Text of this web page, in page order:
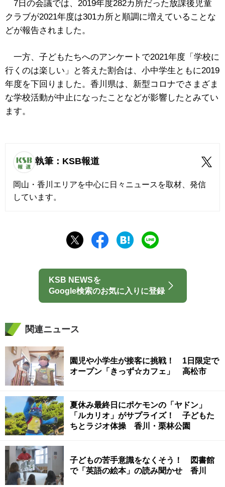
7日の会議では、2019年度282カ所だった放課後児童
クラブが2021年度は301カ所と順調に増えていることな
どが報告されました。
一方、子どもたちへのアンケートで2021年度「学校に
行くのは楽しい」と答えた割合は、小中学生ともに2019
年度を下回りました。香川県は、新型コロナでさまざま
な学校活動が中止になったことなどが影響したとみてい
ます。
執筆：KSB報道
岡山・香川エリアを中心に日々ニュースを取材、発信
しています。
KSB NEWSを
Google検索のお気に入りに登録
関連ニュース
園児や小学生が接客に挑戦！ 1日限定で
オープン「きっず☆カフェ」 高松市
夏休み最終日にポケモンの「ヤドン」
「ルカリオ」がサプライズ！ 子どもた
ちとラジオ体操 香川・栗林公園
子どもの苦手意識をなくそう！ 図書館
で「英語の絵本」の読み聞かせ 香川